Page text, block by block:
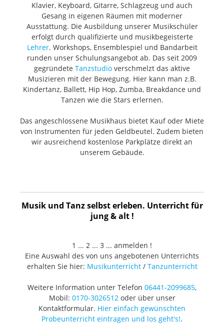
Klavier, Keyboard, Gitarre, Schlagzeug und auch
Gesang in eigenen Räumen mit moderner
Ausstattung. Die Ausbildung unserer Musikschüler
erfolgt durch qualifizierte und musikbegeisterte
Lehrer. Workshops, Ensemblespiel und Bandarbeit
runden unser Schulungsangebot ab. Das seit 2009
gegründete Tanzstudio verschmelzt das aktive
Musizieren mit der Bewegung. Hier kann man z.B.
Kindertanz, Ballett, Hip Hop, Zumba, Breakdance und
Tanzen wie die Stars erlernen.
Das angeschlossene Musikhaus bietet Kauf oder Miete
von Instrumenten für jeden Geldbeutel. Zudem bieten
wir ausreichend kostenlose Parkplätze direkt an
unserem Gebäude.
Musik und Tanz selbst erleben. Unterricht für
jung & alt !
1 ... 2 ... 3 ... anmelden !
Eine Auswahl des von uns angebotenen Unterrichts
erhalten Sie hier: Musikunterricht/ Tanzunterricht
Weitere Information unter Telefon 06441-2099685,
Mobil: 0170-3026512oder über unser
Kontaktformular. Hier einfach gewünschten
Probeunterricht eintragen und los geht's!.